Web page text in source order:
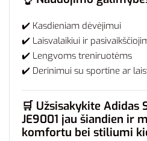
✔️ Kasdieniam dėvėjimui
✔️ Laisvalaikiui ir
✔️ Lengvoms treniruotėms
✔️ Derinimui su sportine ar
🛒 Užsisakykite Adidas
JE9001 jau šiandien ir
komfortu bei stiliumi